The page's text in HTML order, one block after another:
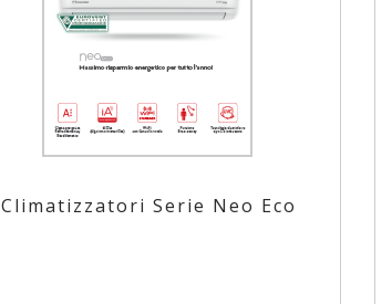
Climatizzatori Serie Neo Eco